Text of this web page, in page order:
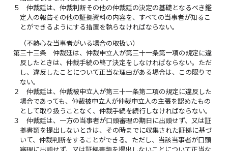
５
仲裁廷は、仲裁判断その他の仲裁廷の決定の基礎となるべき鑑
定人の報告その他の証拠資料の内容を、すべての当事者が知るこ
とができるようにする措置を執らなければならない。
（不熱心な当事者がいる場合の取扱い）
第三十三条
仲裁廷は、仲裁申立人が第三十一条第一項の規定に違
反したときは、仲裁手続の終了決定をしなければならない。ただ
し、違反したことについて正当な理由がある場合は、この限りで
ない。
２
仲裁廷は、仲裁被申立人が第三十一条第二項の規定に違反した
場合であっても、仲裁被申立人が仲裁申立人の主張を認めたもの
として取り扱うことなく、仲裁手続を続行しなければならない。
３
仲裁廷は、一方の当事者が口頭審理の期日に出頭せず、又は証
拠書類を提出しないときは、その時までに収集された証拠に基づ
いて、仲裁判断をすることができる。ただし、当該当事者が口頭